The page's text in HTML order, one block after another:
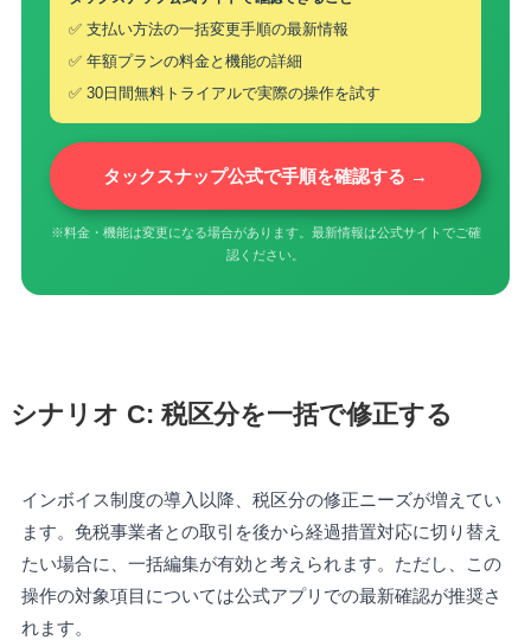
✅ 支払い方法の一括変更手順の最新情報
✅ 年額プランの料金と機能の詳細
✅ 30日間無料トライアルで実際の操作を試す
タックスナップ公式で手順を確認する →
※料金・機能は変更になる場合があります。最新情報は公式サイトでご確
認ください。
シナリオ C: 税区分を一括で修正する
インボイス制度の導入以降、税区分の修正ニーズが増えてい
ます。免税事業者との取引を後から経過措置対応に切り替え
たい場合に、一括編集が有効と考えられます。ただし、この
操作の対象項目については公式アプリでの最新確認が推奨さ
れます。